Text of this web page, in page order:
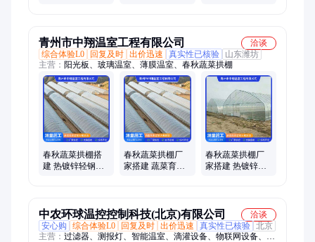
青州市中翔温室工程有限公司
洽谈
综合体验L0
回复及时 出价迅速 真实性已核验
山东潍坊
主营： 阳光板、玻璃温室、薄膜温室、春秋蔬菜拱棚
春秋蔬菜拱棚搭
建 热镀锌轻钢骨
春秋蔬菜拱棚厂
家搭建 蔬菜育苗
春秋蔬菜拱棚厂
家搭建 热镀锌轻
中农环球温控控制科技(北京)有限公司
洽谈
安心购
综合体验L0 回复及时 出价迅速 真实性已核验 北京
主营： 过滤器、测报灯、智能温室、滴灌设备、物联网设备、实